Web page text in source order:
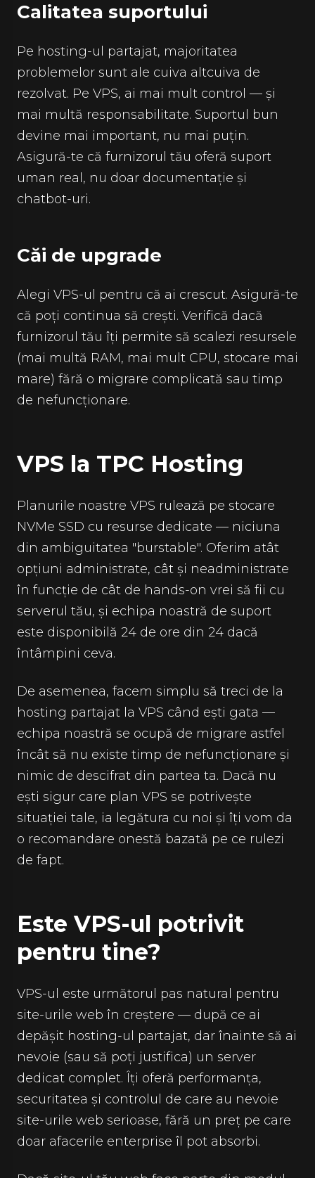
Calitatea suportului
Pe hosting-ul partajat, majoritatea
problemelor sunt ale cuiva altcuiva de
rezolvat. Pe VPS, ai mai mult control — și
mai multă responsabilitate. Suportul bun
devine mai important, nu mai puțin.
Asigură-te că furnizorul tău oferă suport
uman real, nu doar documentație și
chatbot-uri.
Căi de upgrade
Alegi VPS-ul pentru că ai crescut. Asigură-te
că poți continua să crești. Verifică dacă
furnizorul tău îți permite să scalezi resursele
(mai multă RAM, mai mult CPU, stocare mai
mare) fără o migrare complicată sau timp
de nefuncționare.
VPS la TPC Hosting
Planurile noastre VPS rulează pe stocare
NVMe SSD cu resurse dedicate — niciuna
din ambiguitatea "burstable". Oferim atât
opțiuni administrate, cât și neadministrate
în funcție de cât de hands-on vrei să fii cu
serverul tău, și echipa noastră de suport
este disponibilă 24 de ore din 24 dacă
întâmpini ceva.
De asemenea, facem simplu să treci de la
hosting partajat la VPS când ești gata —
echipa noastră se ocupă de migrare astfel
încât să nu existe timp de nefuncționare și
nimic de descifrat din partea ta. Dacă nu
ești sigur care plan VPS se potrivește
situației tale, ia legătura cu noi și îți vom da
o recomandare onestă bazată pe ce rulezi
de fapt.
Este VPS-ul potrivit
pentru tine?
VPS-ul este următorul pas natural pentru
site-urile web în creștere — după ce ai
depășit hosting-ul partajat, dar înainte să ai
nevoie (sau să poți justifica) un server
dedicat complet. Îți oferă performanța,
securitatea și controlul de care au nevoie
site-urile web serioase, fără un preț pe care
doar afacerile enterprise îl pot absorbi.